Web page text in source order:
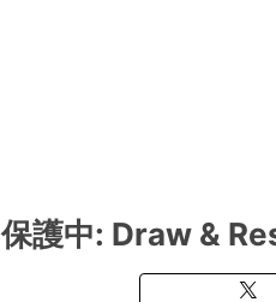
保護中: Draw &